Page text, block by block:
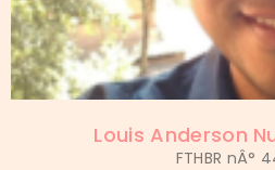
Louis Anderson
FTHBR nÂ°